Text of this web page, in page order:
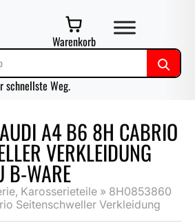
Warenkorb
schnellste Weg.
A4 B6 8H CABRIO
VERKLEIDUNG
B-WARE
Karosserieteile » 8H0853860
Seitenschweller Verkleidung